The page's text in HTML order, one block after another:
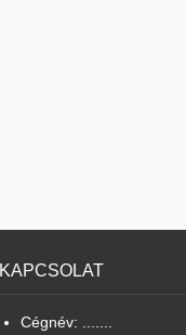
KAPCSOLAT
Cégnév: .......